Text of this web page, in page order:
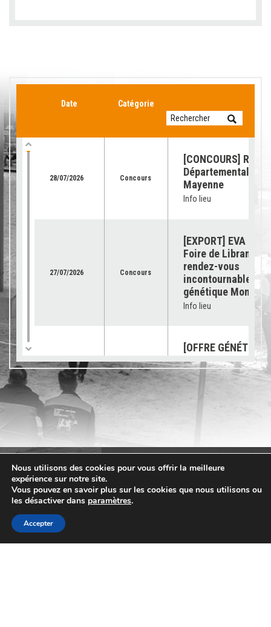
Date Catégorie
28/07/2026 Concours
[CONCOURS]
Départemental de
Mayenne
Info lieu
27/07/2026 Concours
[EXPORT] EVA
Foire de Libramont
rendez-vous
incontournable
génétique
Info lieu
23/07/2026 Génétique
[OFFRE
catalogue 2026 est
disponible !
03/07/2026 Services
pour les « petits
équipements »
02/07/2026 Génétique
PLUS HAUT ! »
Contact
Nous utilisons des cookies pour vous offrir la meilleure
expérience sur notre site.
Vous pouvez en savoir plus sur les cookies que nous utilisons ou
les désactiver dans paramètres.
Accepter